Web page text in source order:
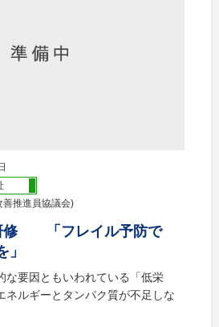
善推進員協議会)
修 「フレイル予防で
」
な要因ともいわれている「低栄
ネルギーとタンパク質が不足しな